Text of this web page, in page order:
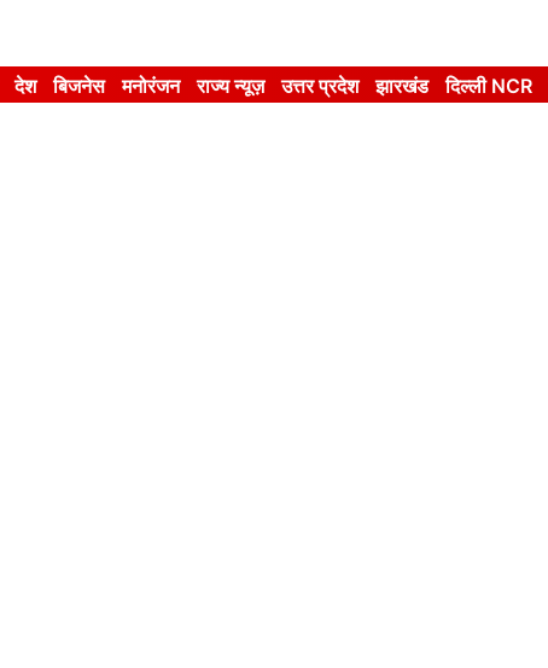
देश बिजनेस मनोरंजन राज्य न्यूज़ उत्तर प्रदेश झारखंड दिल्ली NCR